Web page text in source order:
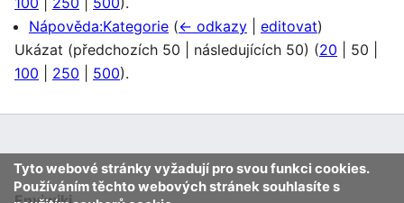
Nápověda:Kategorie (← odkazy editovat)
Ukázat (předchozích 50 následujících 50) (20 50
100
250 500).
Tyto webové stránky vyžadují pro svou funkci cookies.
Používáním těchto webových stránek souhlasíte s